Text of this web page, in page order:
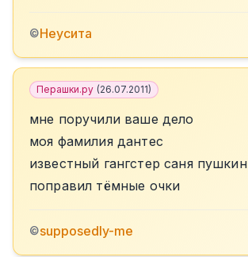
©Неусита
Перашки.ру (26.07.2011)
мне поручили ваше дело
моя фамилия дантес
известный гангстер саня пушкин
поправил тёмные очки
©supposedly-me